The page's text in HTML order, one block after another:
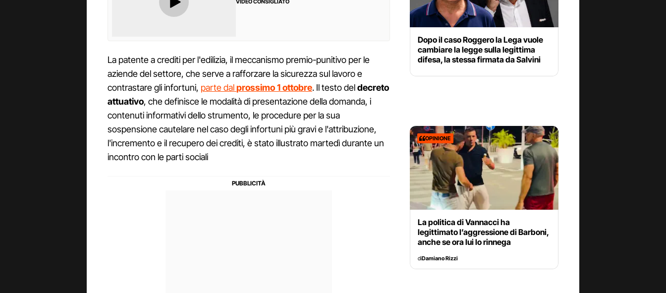
VIDEO CONSIGLIATO
La patente a crediti per l'edilizia, il meccanismo premio-punitivo per le
aziende del settore, che serve a rafforzare la sicurezza sul lavoro e
contrastare gli infortuni, parte dalprossimo 1 ottobre. Il testo deldecreto
attuativo, che definisce le modalità di presentazione della domanda, i
contenuti informativi dello strumento, le procedure per la sua
sospensione cautelare nel caso degli infortuni più gravi e l'attribuzione,
l'incremento e il recupero dei crediti, è stato illustrato martedì durante un
incontro con le parti sociali
Dopo il caso Roggero la Lega vuole
cambiare la legge sulla legittima
difesa, la stessa firmata da Salvini
OPINIONE
La politica di Vannacci ha
legittimato l’aggressione di Barboni,
anche se ora lui lo rinnega
diDamiano Rizzi